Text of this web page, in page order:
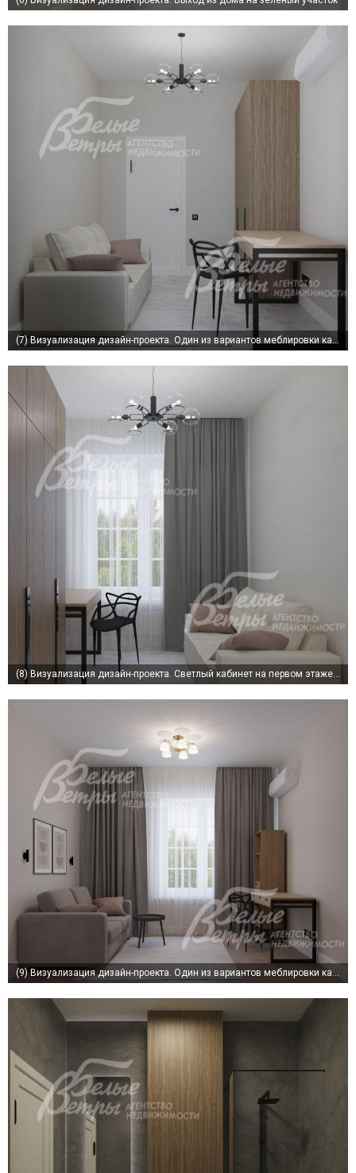
(7) Визуализация дизайн-проекта. Один из вариантов меблировки кабинета
(8) Визуализация дизайн-проекта. Светлый кабинет на первом этаже 9 кв.м
(9) Визуализация дизайн-проекта. Один из вариантов меблировки кабинета